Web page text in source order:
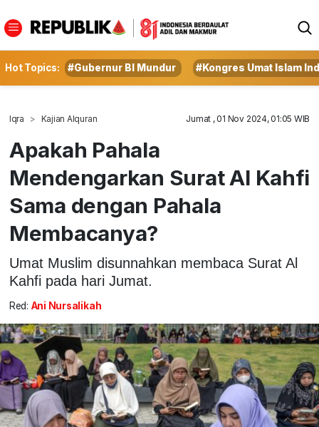
Hot Topics: #Gubernur BI Mundur #Kongres Umat Islam
Iqra Kajian Alquran Jumat , 01 Nov 2024, 01:05 WIB
Apakah Pahala
Mendengarkan Surat Al Kahfi
Sama dengan Pahala
Membacanya?
Umat Muslim disunnahkan membaca Surat Al
Kahfi pada hari Jumat.
Red: Ani Nursalikah